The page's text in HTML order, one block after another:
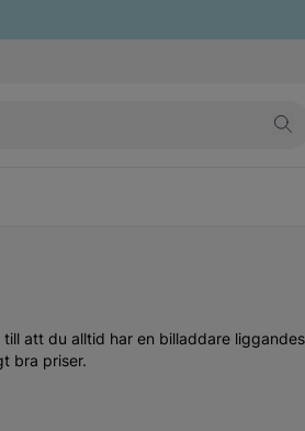
att du alltid har en billaddare
bra priser.